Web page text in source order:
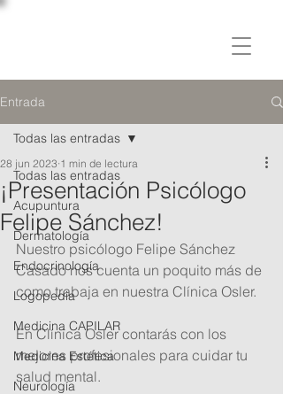
Entrada
Todas las entradas
Acupuntura
Dermatología
Endocrinología
Logopedia
Medicina CAPILAR
Medicina Estética
Neurología
Todas las entradas
¡Presentación Psicólogo
Felipe Sánchez!
28 jun 2023 1 min de lectura
Nuestro psicólogo Felipe Sánchez
Casado nos cuenta un poquito más de
como trabaja en nuestra Clínica Osler.
En Clínica Osler contarás con los
mejores profesionales para cuidar tu
salud mental.